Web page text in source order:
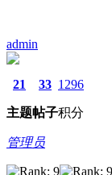
admin
21
主题
33
帖子
1296
积分
管理员